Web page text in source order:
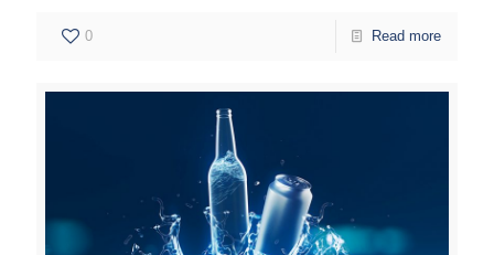
0 Read more